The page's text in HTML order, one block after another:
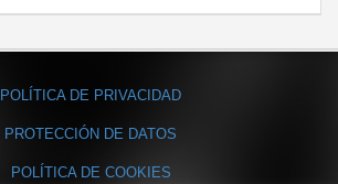
POLÍTICA DE PRIVACIDAD
PROTECCIÓN DE DATOS
POLÍTICA DE COOKIES